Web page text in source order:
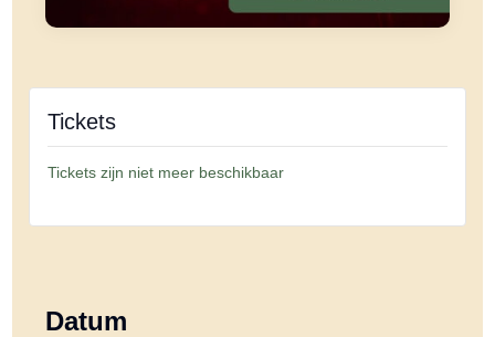
Tickets
Tickets zijn niet meer beschikbaar
Datum